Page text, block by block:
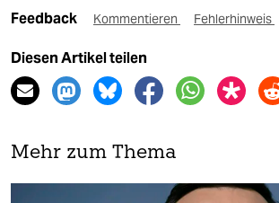
Feedback Kommentieren Fehlerhinweis
Diesen Artikel teilen
Mehr zum Thema